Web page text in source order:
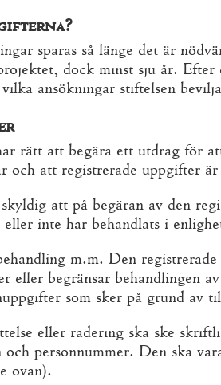
sparas så länge det är
dock minst sju år. Efter
ansökningar stiftelsen
rätt att begära ett utdrag för
och att registrerade uppgifter
att på begäran av den
inte har behandlats i
m.m. Den
eller begränsar behandlingen
som sker på grund av
eller radering ska ske
personnummer. Den ska
ovan).